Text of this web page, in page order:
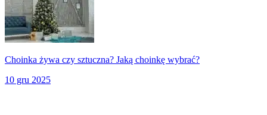
Choinka żywa czy sztuczna? Jaką choinkę wybrać?
10 gru 2025